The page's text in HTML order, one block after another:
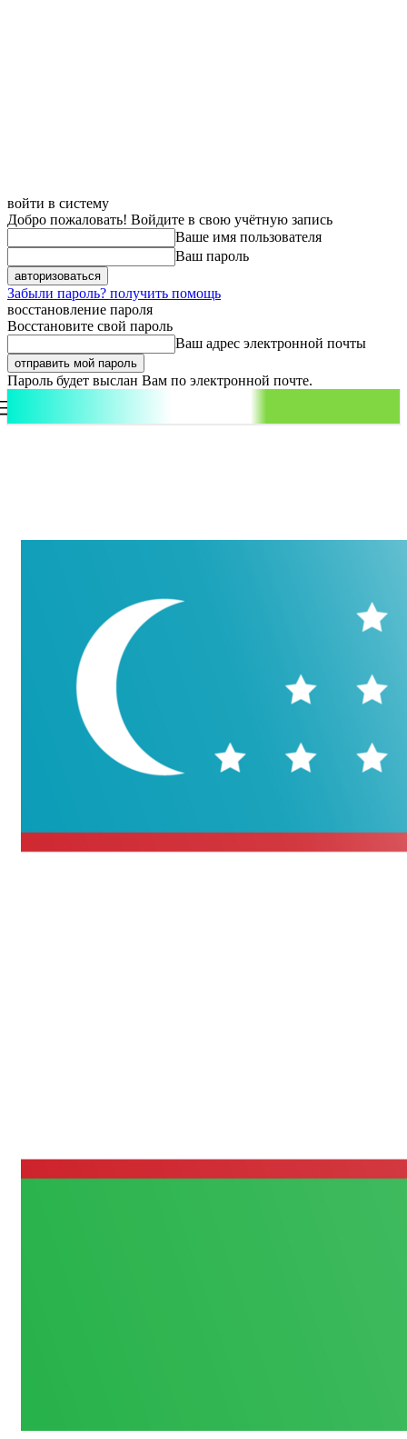
войти в систему
Добро пожаловать! Войдите в свою учётную запись
Ваше имя пользователя
Ваш пароль
Забыли пароль? получить помощь
восстановление пароля
Восстановите свой пароль
Ваш адрес электронной почты
Пароль будет выслан Вам по электронной почте.